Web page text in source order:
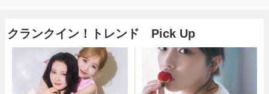
クランクイン！トレンド Pick Up